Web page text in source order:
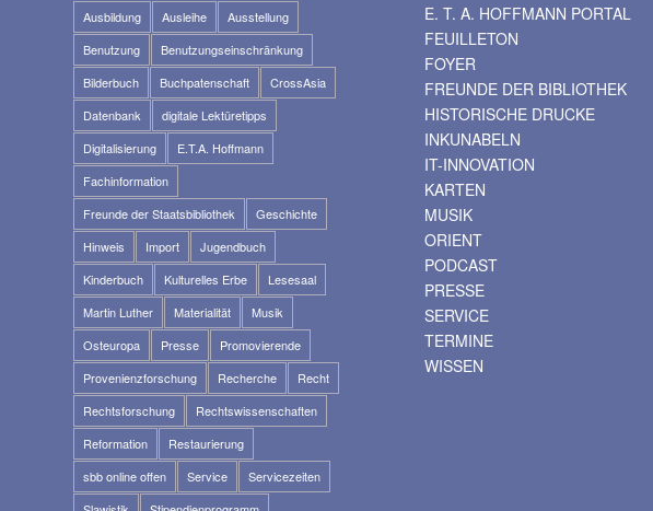
Ausbildung Ausleihe
Ausstellung
Benutzung
Benutzungseinschränkung
Bilderbuch
Buchpatenschaft
CrossAsia
Datenbank
digitale Lektüretipps
Digitalisierung
E.T.A. Hoffmann
Fachinformation
Freunde der Staatsbibliothek
Geschichte
Hinweis
Import
Jugendbuch
Kinderbuch
Kulturelles Erbe
Lesesaal
Martin Luther
Materialität
Musik
Osteuropa
Presse
Promovierende
Provenienzforschung
Recherche
Recht
Rechtsforschung
Rechtswissenschaften
Reformation
Restaurierung
sbb online offen
Service
Servicezeiten
E. T. A. HOFFMANN PORTAL
FEUILLETON
FOYER
FREUNDE DER BIBLIOTHEK
HISTORISCHE DRUCKE
INKUNABELN
IT-INNOVATION
KARTEN
MUSIK
ORIENT
PODCAST
PRESSE
SERVICE
TERMINE
WISSEN